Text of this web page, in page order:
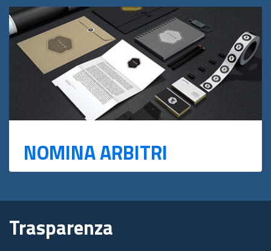
NOMINA ARBITRI
Trasparenza